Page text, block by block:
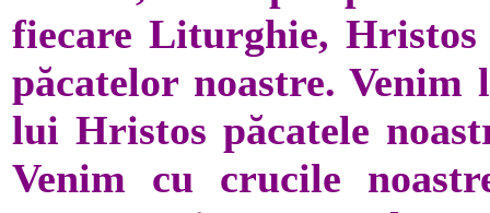
fiecare Liturghie,
păcatelor noastre.
lui Hristos păcatele
Venim cu crucile